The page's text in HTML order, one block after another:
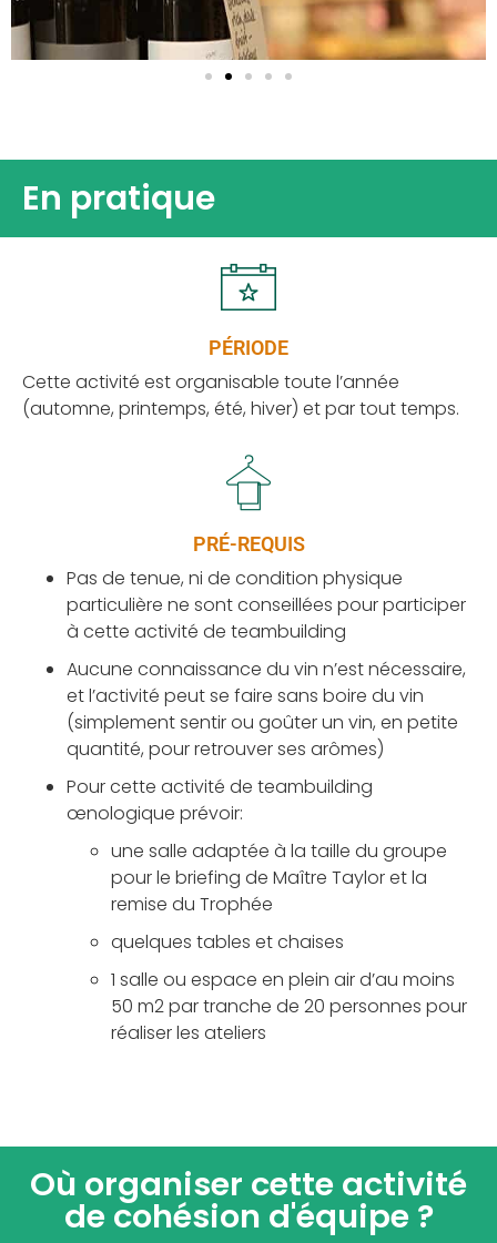
En pratique
PÉRIODE
Cette activité est organisable toute l’année
(automne, printemps, été, hiver) et par tout temps.
PRÉ-REQUIS
Pas de tenue, ni de condition physique
particulière ne sont conseillées pour participer
à cette activité de teambuilding
Aucune connaissance du vin n’est nécessaire,
et l’activité peut se faire sans boire du vin
(simplement sentir ou goûter un vin, en petite
quantité, pour retrouver ses arômes)
Pour cette activité de teambuilding
œnologique prévoir:
une salle adaptée à la taille du groupe
pour le briefing de Maître Taylor et la
remise du Trophée
quelques tables et chaises
1 salle ou espace en plein air d’au moins
50 m2 par tranche de 20 personnes pour
réaliser les ateliers
Où organiser cette activité
de cohésion d'équipe ?